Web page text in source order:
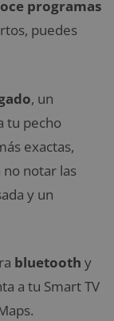
programas
puedes
, un
tu pecho
exactas,
no notar las
y un
bluetooth y
a tu Smart TV